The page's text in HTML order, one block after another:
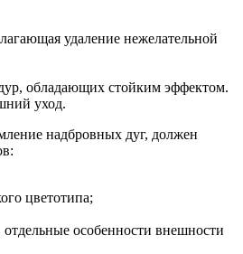
удаление нежелательной
обладающих стойким эффектом.
уход.
надбровных дуг, должен
цветотипа;
отдельные особенности внешности